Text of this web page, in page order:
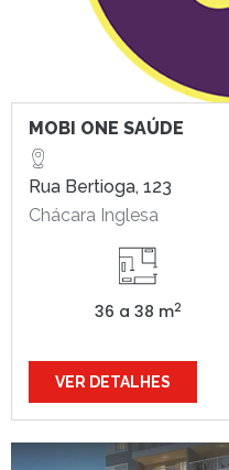
MOBI ONE SAÚDE
Rua Bertioga, 123
Chácara Inglesa
36 a 38 m2
VER DETALHES